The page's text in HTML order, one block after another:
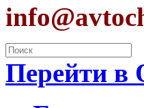
Перейти в